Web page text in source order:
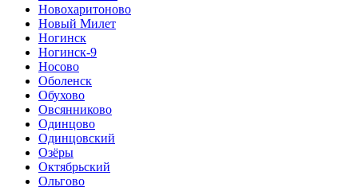
Новохаритоново
Новый Милет
Ногинск
Ногинск-9
Носово
Оболенск
Обухово
Овсянниково
Одинцово
Одинцовский
Озёры
Октябрьский
Ольгово